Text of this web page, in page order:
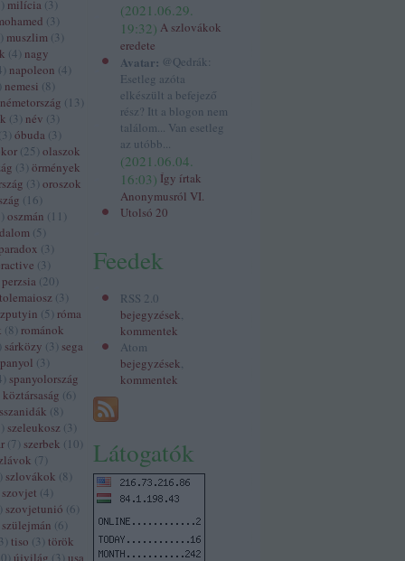
(2021.06.29.
19:32 ) A szlovákok
eredete
Avatar: @Qedrák:
Esetleg azóta
elkészült a befejező
rész? Itt a blogon nem
találom... Van esetleg
az utóbb...
(2021.06.04.
16:03 ) Így írtak
Anonymusról VI.
Utolsó 20
Feedek
RSS 2.0
bejegyzések,
kommentek
Atom
bejegyzések,
kommentek
Látogatók
) milícia (3 )
(3 )
) muszlim (3 )
(4) nagy
) napoleon (4)
) nemesi (8)
németország ( 13 )
(3 ) név (3 )
3 ) óbuda (3 )
(25 ) olaszok
(3 ) örmények
(3 ) oroszok
( 16)
) oszmán ( 11 )
(5 )
paradox (3 )
(3 )
perzsia (20)
(3 )
(5 ) róma
(8) románok
) sárközy (3 ) sega
(3 )
) spanyolország
(6)
(8)
) szeleukosz (3 )
(7) szerbek ( 10)
(7)
) szlovákok (8)
szovjet (4)
) szovjetunió (6)
szülejmán (6)
3 ) tiso (3 ) török
újvilág ( 3 usa